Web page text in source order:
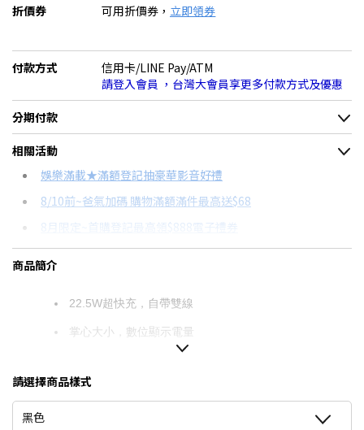
折價券 可用折價券， 立即領券
付款方式
信用卡/LINE Pay/ATM
請登入會員 ，台灣大會員享更多付款方式及優惠
分期付款
＊實際可分期數、適用利率，請以購物車顯示為主
信用卡分期
分期數
12期
24期
每期金額 配合銀行/業者
相關活動
娛樂滿載★滿額登記抽豪華影音好禮
8/10前~爸氣加碼 購物滿額滿件最高送$68
8月限定~首購登記最高領$888電子禮券
台灣大哥大Open Possible聯名卡滿額最高回饋25%
行動電源怎麼挑→點我看達人教你買
商品簡介
22.5W超快充，自帶雙線
掌心大小，數位顯示電量
請選擇商品樣式
黑色